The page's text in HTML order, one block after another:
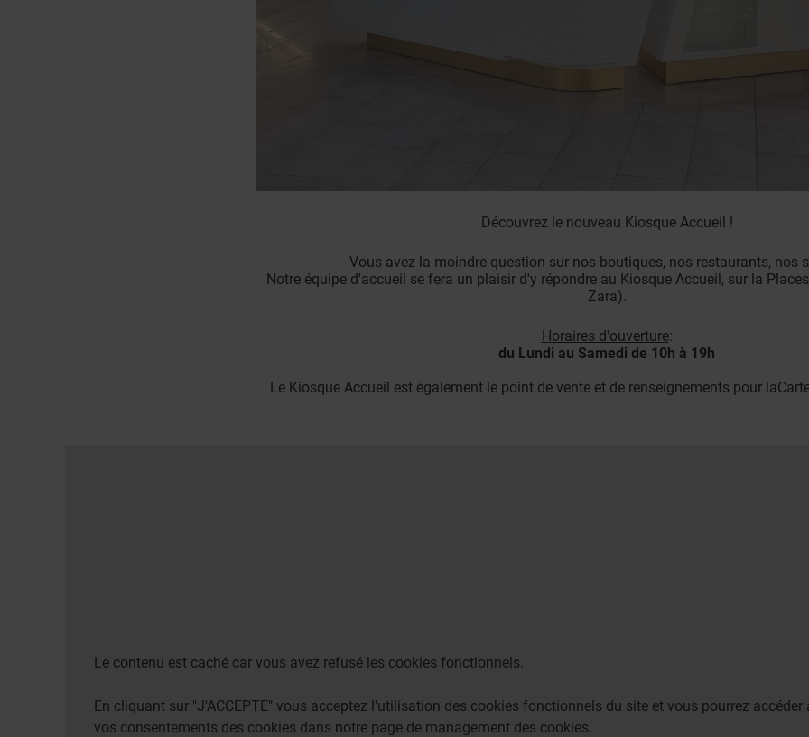
Découvrez le nouveau Kiosque Accueil !
Vous avez la moindre question sur nos boutiques, nos restaurants, nos
Notre équipe d'accueil se fera un plaisir d'y répondre au Kiosque Accueil, sur la
Zara).
Horaires d'ouverture:
du Lundi au Samedi de 10h à 19h
Le Kiosque Accueil est également le point de vente et de renseignements pour la
Le contenu est caché car vous avez refusé les cookies fonctionnels.
En cliquant sur "J'ACCEPTE" vous acceptez l'utilisation des cookies fonctionnels du site et vous pourrez
vos consentements des cookies dans notre page de management des cookies.